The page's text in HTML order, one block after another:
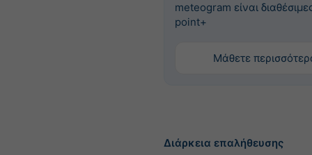
meteogram είναι
point+
Μάθετε
Διάρκεια επαλήθευσης